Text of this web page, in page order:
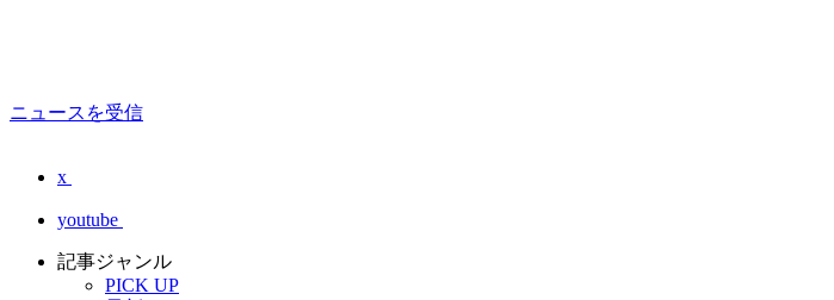
ニュースを受信
x
youtube
記事ジャンル
PICK UP